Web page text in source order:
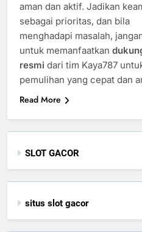
aman dan aktif. Jadikan
sebagai prioritas, dan bila
menghadapi masalah,
untuk memanfaatkan
resmi dari tim Kaya787
pemulihan yang cepat dan
Read More
SLOT GACOR
situs slot gacor